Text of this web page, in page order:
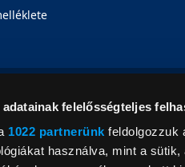
felelősségteljes
1022 partnerünk feldolgozzuk
használva, mint a